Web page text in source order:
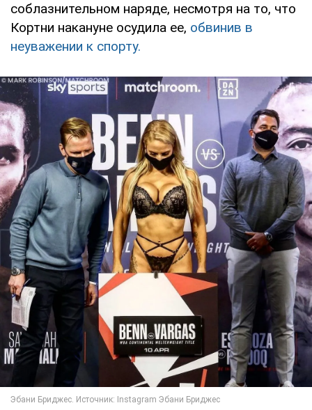
соблазнительном наряде, несмотря на то, что
Кортни накануне осудила ее, обвинив в
неуважении к спорту.